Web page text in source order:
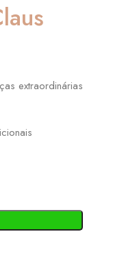
extraordinárias